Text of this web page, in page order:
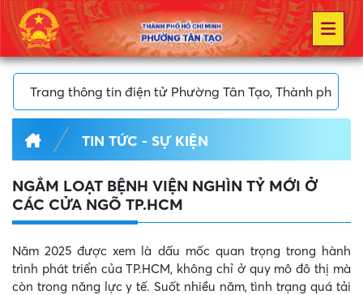
phố Hồ Chí Minh
TIN TỨC - SỰ KIỆN
NGẮM LOẠT BỆNH VIỆN NGHÌN TỶ MỚI Ở
CÁC CỬA NGÕ TP.HCM
Năm 2025 được xem là dấu mốc quan trọng trong hành
trình phát triển của TP.HCM, không chỉ ở quy mô đô thị mà
còn trong năng lực y tế. Suốt nhiều năm, tình trạng quá tải